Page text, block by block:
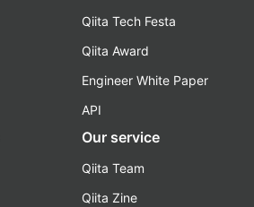
Qiita Tech Festa
Qiita Award
Engineer White Paper
API
Our service
Qiita Team
Qiita Zine